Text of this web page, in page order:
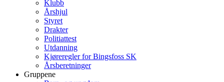
Klubb
Årshjul
Styret
Drakter
Politiattest
Utdanning
Kjøreregler for Bingsfoss SK
Årsberetninger
Gruppene